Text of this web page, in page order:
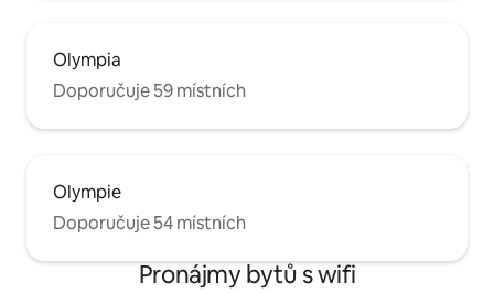
Olympia
Doporučuje 59 místních
Olympie
Doporučuje 54 místních
Pronájmy bytů s wifi